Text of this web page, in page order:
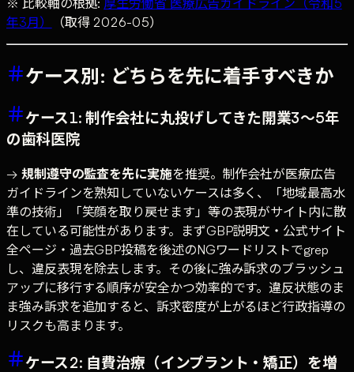
※ 比較軸の根拠: 厚生労働省 医療広告ガイドライン（令和5
年3月）
（取得 2026-05）
ケース別: どちらを先に着手すべきか
ケース1: 制作会社に丸投げしてきた開業3〜5年
の歯科医院
→ 規制遵守の監査を先に実施を推奨。制作会社が医療広告
ガイドラインを熟知していないケースは多く、「地域最高水
準の技術」「笑顔を取り戻せます」等の表現がサイト内に散
在している可能性があります。まずGBP説明文・公式サイト
全ページ・過去GBP投稿を後述のNGワードリストでgrep
し、違反表現を除去します。その後に強み訴求のブラッシュ
アップに移行する順序が安全かつ効率的です。違反状態のま
ま強み訴求を追加すると、訴求密度が上がるほど行政指導の
リスクも高まります。
ケース2: 自費治療（インプラント・矯正）を増